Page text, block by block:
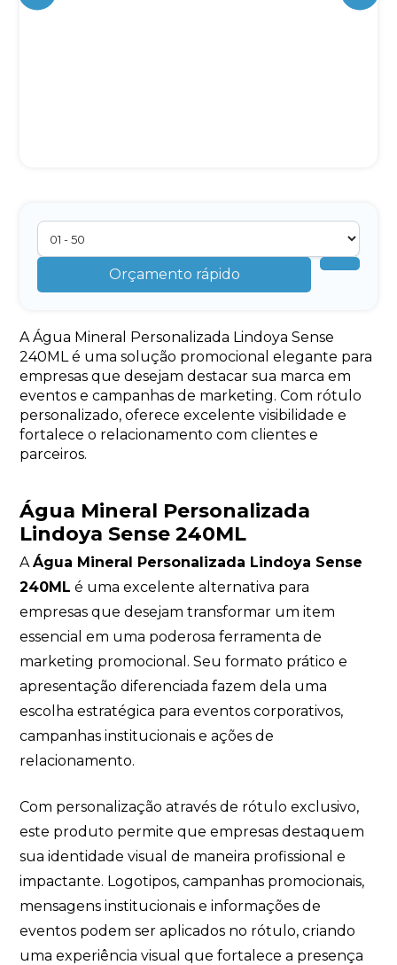
Orçamento rápido
A Água Mineral Personalizada Lindoya Sense
240ML é uma solução promocional elegante para
empresas que desejam destacar sua marca em
eventos e campanhas de marketing. Com rótulo
personalizado, oferece excelente visibilidade e
fortalece o relacionamento com clientes e
parceiros.
Água Mineral Personalizada
Lindoya Sense 240ML
AÁgua Mineral Personalizada Lindoya Sense
240ML é uma excelente alternativa para
empresas que desejam transformar um item
essencial em uma poderosa ferramenta de
marketing promocional. Seu formato prático e
apresentação diferenciada fazem dela uma
escolha estratégica para eventos corporativos,
campanhas institucionais e ações de
relacionamento.
Com personalização através de rótulo exclusivo,
este produto permite que empresas destaquem
sua identidade visual de maneira profissional e
impactante. Logotipos, campanhas promocionais,
mensagens institucionais e informações de
eventos podem ser aplicados no rótulo, criando
uma experiência visual que fortalece a presença